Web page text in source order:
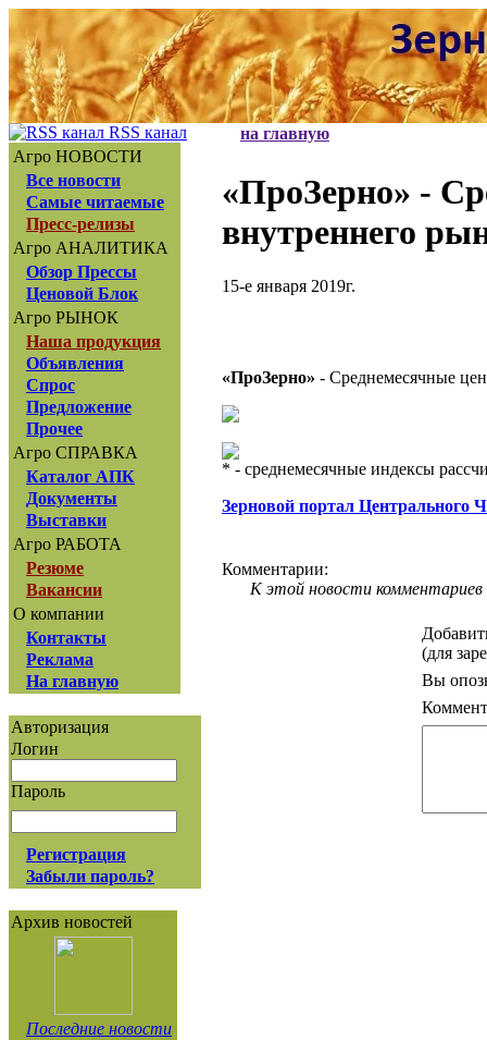
RSS канал
Агро НОВОСТИ
Все новости
Самые читаемые
Пресс-релизы
Агро АНАЛИТИКА
Обзор Прессы
Ценовой Блок
Агро РЫНОК
Наша продукция
Объявления
Спрос
Предложение
Прочее
Агро СПРАВКА
Каталог АПК
Документы
Выставки
Агро РАБОТА
Резюме
Вакансии
О компании
Контакты
Реклама
На главную
Авторизация
Логин
Пароль
Регистрация
Забыли пароль?
Архив новостей
Последние новости
на главную
«ПроЗерно» -
внутреннего
15-е января 2019г.
«ПроЗерно» - Среднемесячные
* - среднемесячные индексы
Зерновой портал Центрального
Комментарии:
К этой новости комментариев
(для
Вы